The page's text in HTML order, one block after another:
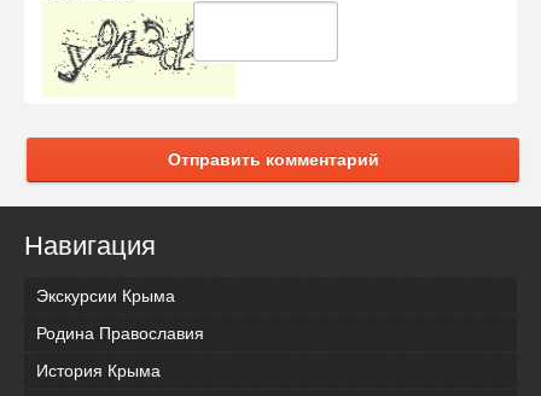
Отправить комментарий
Навигация
Экскурсии Крыма
Родина Православия
История Крыма